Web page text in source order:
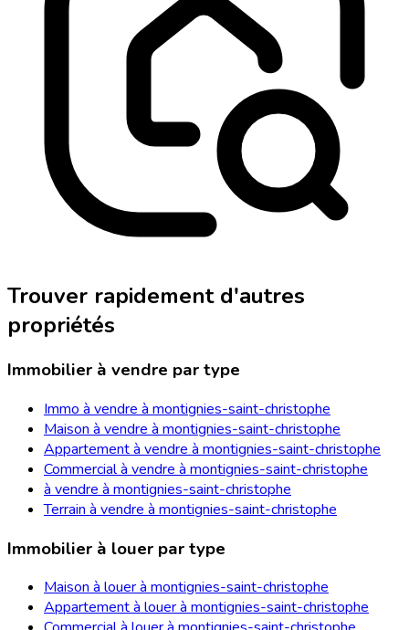
Trouver rapidement d'autres
propriétés
Immobilier à vendre par type
Immo à vendre à montignies-saint-christophe
Maison à vendre à montignies-saint-christophe
Appartement à vendre à montignies-saint-christophe
Commercial à vendre à montignies-saint-christophe
à vendre à montignies-saint-christophe
Terrain à vendre à montignies-saint-christophe
Immobilier à louer par type
Maison à louer à montignies-saint-christophe
Appartement à louer à montignies-saint-christophe